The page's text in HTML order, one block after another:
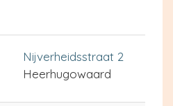
Nijverheidsstraat 2
Heerhugowaard